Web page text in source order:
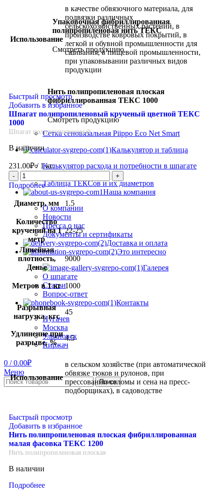
Упаковочная фибриллированная
полипропиленовая нить ТЕКС
Смотреть продукцию
Нить полипропиленовая плоская
фибриллированная ТЕКС 1000
Смотреть продукцию
Сетка сеновязальная Piippo Eco Net Smart
Калькулятор и таблица
Калькулятор расхода и потребности в шпагате
Таблица ТЕКСов и их диаметров
Наша компания
О компании
Новости
Пресса о нас
Документы и сертификаты
Доставка и оплата
Это интересно
Галерея
О шпагате
Статьи
Вопрос-ответ
Контакты
Пугачев
Москва
Ульяновск
Киржач
0 / 0.00₽
Меню
Поиск
Использование
в качестве обвязочного материала, для
подвязки различных
сельскохозяйственных растений, в
производстве ковровых покрытий, в
легкой и обувной промышленности для
сшивания, в пищевой промышленности,
при упаковывании различных видов
продукции
Быстрый просмотр
Добавить в избранное
Шпагат полипропиленовый крученый цветной ТЕКС
1000
Шпагат полипропиленовый
В наличии
231.00₽/ 1 кг.
Подробнее
Диаметр, мм 1.5
Количество
кручений на 1
метр
22-25
Линейная
плотность,
Денье
9000
Метров в 1 кг 1000
Разрывная
нагрузка, кгс
45
Удлинение при
разрыве, %
4.5
Использование
в сельском хозяйстве (при автоматической
обвязке тюков и рулонов, при
прессовании соломы и сена на пресс-
подборщиках), в садоводстве
Быстрый просмотр
Добавить в избранное
Нить полипропиленовая плоская фибриллированная
малая фасовка ТЕКС 1200
Нить полипропиленовая плоская
В наличии
Подробнее